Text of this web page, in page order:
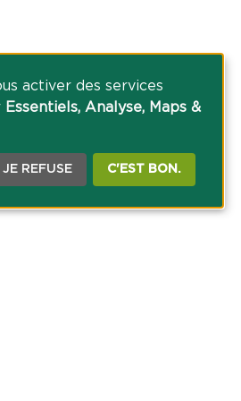
activer des services
Essentiels, Analyse, Maps &
JE REFUSE C'EST BON.